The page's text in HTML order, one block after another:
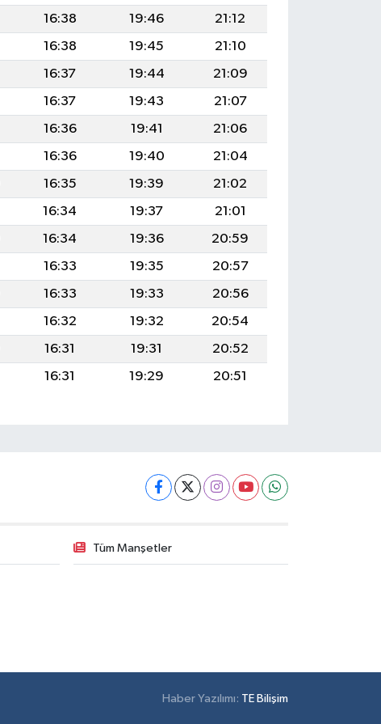
16:38 19:46
21:12
16:38 19:45
21:10
16:37 19:44
21:09
16:37 19:43
21:07
16:36 19:41
21:06
16:36 19:40
21:04
16:35 19:39
21:02
16:34 19:37
21:01
16:34 19:36
20:59
16:33 19:35
20:57
16:33 19:33
20:56
16:32 19:32
20:54
16:31 19:31
20:52
16:31 19:29 20:51
Tüm Manşetler
Haber Yazılımı: TE Bilişim